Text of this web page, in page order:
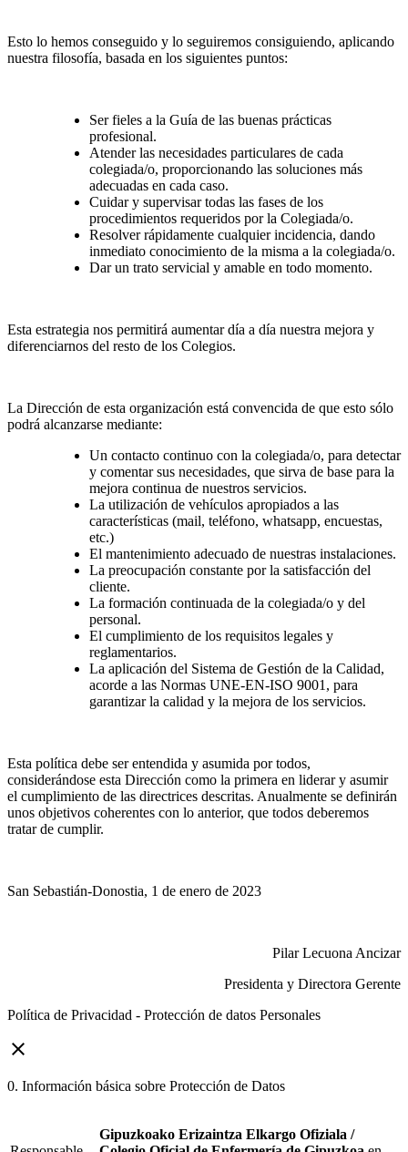
Esto lo hemos conseguido y lo seguiremos consiguiendo, aplicando
nuestra filosofía, basada en los siguientes puntos:
Ser fieles a la Guía de las buenas prácticas
profesional.
Atender las necesidades particulares de cada
colegiada/o, proporcionando las soluciones más
adecuadas en cada caso.
Cuidar y supervisar todas las fases de los
procedimientos requeridos por la Colegiada/o.
Resolver rápidamente cualquier incidencia, dando
inmediato conocimiento de la misma a la colegiada/o.
Dar un trato servicial y amable en todo momento.
Esta estrategia nos permitirá aumentar día a día nuestra mejora y
diferenciarnos del resto de los Colegios.
La Dirección de esta organización está convencida de que esto sólo
podrá alcanzarse mediante:
Un contacto continuo con la colegiada/o, para detectar
y comentar sus necesidades, que sirva de base para la
mejora continua de nuestros servicios.
La utilización de vehículos apropiados a las
características (mail, teléfono, whatsapp, encuestas,
etc.)
El mantenimiento adecuado de nuestras instalaciones.
La preocupación constante por la satisfacción del
cliente.
La formación continuada de la colegiada/o y del
personal.
El cumplimiento de los requisitos legales y
reglamentarios.
La aplicación del Sistema de Gestión de la Calidad,
acorde a las Normas UNE-EN-ISO 9001, para
garantizar la calidad y la mejora de los servicios.
Esta política debe ser entendida y asumida por todos,
considerándose esta Dirección como la primera en liderar y asumir
el cumplimiento de las directrices descritas. Anualmente se definirán
unos objetivos coherentes con lo anterior, que todos deberemos
tratar de cumplir.
San Sebastián-Donostia, 1 de enero de 2023
Pilar Lecuona Ancizar
Presidenta y Directora Gerente
Política de Privacidad - Protección de datos Personales
close
0. Información básica sobre Protección de Datos
Gipuzkoako Erizaintza Elkargo Ofiziala /